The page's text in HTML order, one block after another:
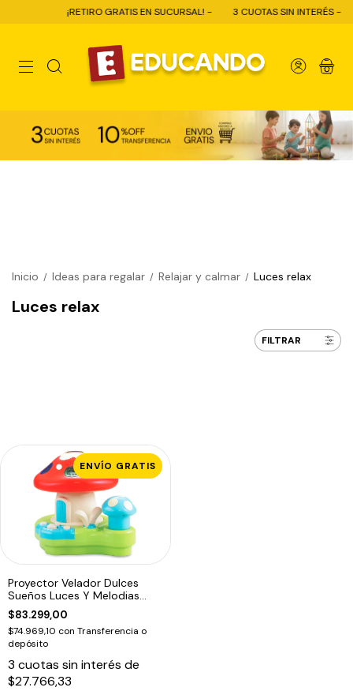
¡RETIRO GRATIS EN SUCURSAL! - 3 CUOTAS SIN INTERÉS -
0
Inicio / Ideas para regalar / Relajar y calmar / Luces relax
Luces relax
FILTRAR
ENVÍO GRATIS
Proyector Velador Dulces
Sueños Luces Y Melodias
Infantil
$83.299,00
$74.969,10 con Transferencia o
depósito
3 cuotas sin interés de
$27.766,33